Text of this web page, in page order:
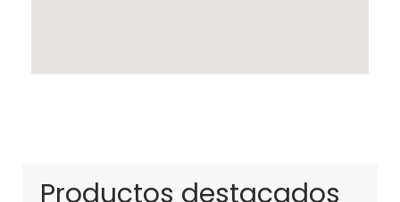
Productos destacados